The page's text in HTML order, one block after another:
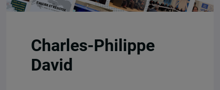
Charles-Philippe
David